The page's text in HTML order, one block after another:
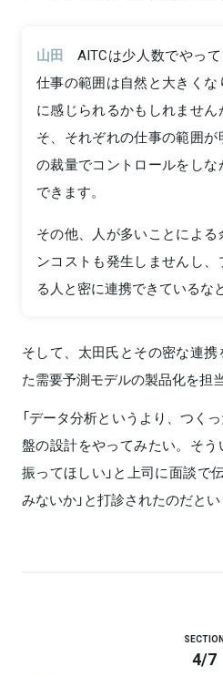
山田
AITCは少人数でやっ
仕事の範囲は自然と大きく
に感じられるかもしれませ
そ、それぞれの仕事の範囲
の裁量でコントロールをし
できます。
その他、人が多いことによ
ンコストも発生しませんし
る人と密に連携できているな
そして、太田氏とその密な連
た需要予測モデルの製品化を担
「データ分析というより、つく
盤の設計をやってみたい。そ
振ってほしい」と上司に面談で
みないか」と打診されたのだとい
4/7